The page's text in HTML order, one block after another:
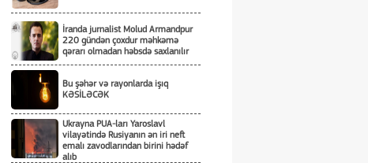
İranda jurnalist Molud Armandpur
220 gündən çoxdur məhkəmə
qərarı olmadan həbsdə saxlanılır
Bu şəhər və rayonlarda işıq
KƏSİLƏCƏK
Ukrayna PUA-ları Yaroslavl
vilayətində Rusiyanın ən iri neft
emalı zavodlarından birini hədəf
alıb